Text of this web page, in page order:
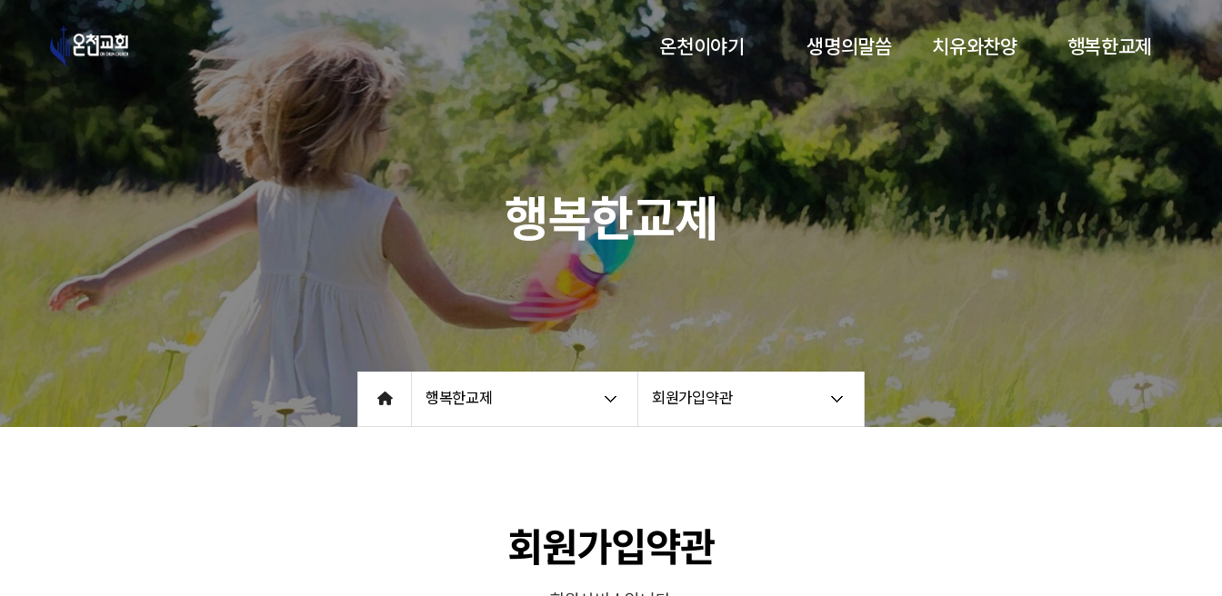
로그인 회원가입
바로가기 링크메뉴
온천교회 유튜브
온천교회 페이스북
온천이야기
교회비전
담임목사 인사말
섬기는분들
교회연혁
온라인헌금
70주년 기념화보집
온천교회 코로나 백서
생명의말씀
주일 낮 예배
주일 오후 예배
수요 말씀 예배
금요 성령 말씀
치유와찬양
금요성령집회
행복한교제
공지사항
교회주보
행사앨범
중보기도
기부금영수증신청
개인정보처리방침
서비스 이용약관
행복한교제 회원가입약관
행복한교제
회원가입약관